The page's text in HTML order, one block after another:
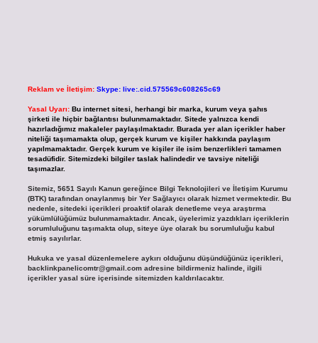
Reklam ve İletişim: Skype: live:.cid.575569c608265c69
Yasal Uyarı: Bu internet sitesi, herhangi bir marka, kurum veya şahıs
şirketi ile hiçbir bağlantısı bulunmamaktadır. Sitede yalnızca kendi
hazırladığımız makaleler paylaşılmaktadır. Burada yer alan içerikler haber
niteliği taşımamakta olup, gerçek kurum ve kişiler hakkında paylaşım
yapılmamaktadır. Gerçek kurum ve kişiler ile isim benzerlikleri tamamen
tesadüfidir. Sitemizdeki bilgiler taslak halindedir ve tavsiye niteliği
taşımazlar.
Sitemiz, 5651 Sayılı Kanun gereğince Bilgi Teknolojileri ve İletişim Kurumu
(BTK) tarafından onaylanmış bir Yer Sağlayıcı olarak hizmet vermektedir. Bu
nedenle, sitedeki içerikleri proaktif olarak denetleme veya araştırma
yükümlülüğümüz bulunmamaktadır. Ancak, üyelerimiz yazdıkları içeriklerin
sorumluluğunu taşımakta olup, siteye üye olarak bu sorumluluğu kabul
etmiş sayılırlar.
Hukuka ve yasal düzenlemelere aykırı olduğunu düşündüğünüz içerikleri,
backlinkpanelicomtr@gmail.comadresine bildirmeniz halinde, ilgili
içerikler yasal süre içerisinde sitemizden kaldırılacaktır.